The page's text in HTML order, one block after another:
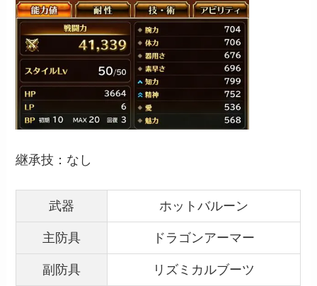
継承技：なし
武器 ホットバルーン
主防具 ドラゴンアーマー
副防具 リズミカルブーツ